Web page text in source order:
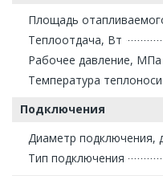
Площадь
Теплоотдача, Вт
Рабочее давление, МПа
Температура
Подключения
Диаметр подключения,
Тип подключения